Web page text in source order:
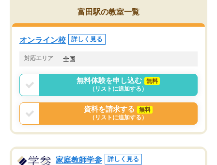
富田駅の教室一覧
オンライン校 詳しく見る
対応エリア 全国
無料体験を申し込む
無料
（リストに追加する）
資料を請求する
無料
（リストに追加する）
家庭教師学参 詳しく見る